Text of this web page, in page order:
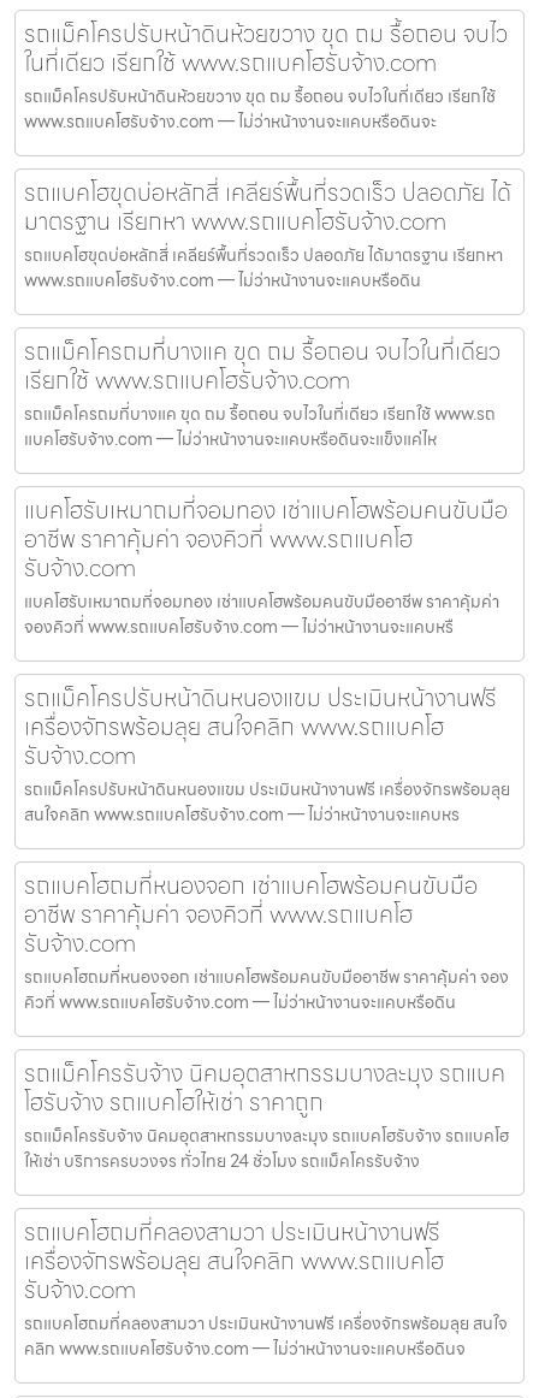
รถแม็คโครปรับหน้าดินห้วยขวาง ขุด ถม รื้อถอน จบไว
ในที่เดียว เรียกใช้ www.รถแบคโฮรับจ้าง.com
รถแม็คโครปรับหน้าดินห้วยขวาง ขุด ถม รื้อถอน จบไวในที่เดียว เรียกใช้
www.รถแบคโฮรับจ้าง.com — ไม่ว่าหน้างานจะแคบหรือดินจะ
รถแบคโฮขุดบ่อหลักสี่ เคลียร์พื้นที่รวดเร็ว ปลอดภัย ได้
มาตรฐาน เรียกหา www.รถแบคโฮรับจ้าง.com
รถแบคโฮขุดบ่อหลักสี่ เคลียร์พื้นที่รวดเร็ว ปลอดภัย ได้มาตรฐาน เรียกหา
www.รถแบคโฮรับจ้าง.com — ไม่ว่าหน้างานจะแคบหรือดิน
รถแม็คโครถมที่บางแค ขุด ถม รื้อถอน จบไวในที่เดียว
เรียกใช้ www.รถแบคโฮรับจ้าง.com
รถแม็คโครถมที่บางแค ขุด ถม รื้อถอน จบไวในที่เดียว เรียกใช้ www.รถ
แบคโฮรับจ้าง.com — ไม่ว่าหน้างานจะแคบหรือดินจะแข็งแค่ไห
แบคโฮรับเหมาถมที่จอมทอง เช่าแบคโฮพร้อมคนขับมือ
อาชีพ ราคาคุ้มค่า จองคิวที่ www.รถแบคโฮ
รับจ้าง.com
แบคโฮรับเหมาถมที่จอมทอง เช่าแบคโฮพร้อมคนขับมืออาชีพ ราคาคุ้มค่า
จองคิวที่ www.รถแบคโฮรับจ้าง.com — ไม่ว่าหน้างานจะแคบหรื
รถแม็คโครปรับหน้าดินหนองแขม ประเมินหน้างานฟรี
เครื่องจักรพร้อมลุย สนใจคลิก www.รถแบคโฮ
รับจ้าง.com
รถแม็คโครปรับหน้าดินหนองแขม ประเมินหน้างานฟรี เครื่องจักรพร้อมลุย
สนใจคลิก www.รถแบคโฮรับจ้าง.com — ไม่ว่าหน้างานจะแคบหร
รถแบคโฮถมที่หนองจอก เช่าแบคโฮพร้อมคนขับมือ
อาชีพ ราคาคุ้มค่า จองคิวที่ www.รถแบคโฮ
รับจ้าง.com
รถแบคโฮถมที่หนองจอก เช่าแบคโฮพร้อมคนขับมืออาชีพ ราคาคุ้มค่า จอง
คิวที่ www.รถแบคโฮรับจ้าง.com — ไม่ว่าหน้างานจะแคบหรือดิน
รถแม็คโครรับจ้าง นิคมอุตสาหกรรมบางละมุง รถแบค
โฮรับจ้าง รถแบคโฮให้เช่า ราคาถูก
รถแม็คโครรับจ้าง นิคมอุตสาหกรรมบางละมุง รถแบคโฮรับจ้าง รถแบคโฮ
ให้เช่า บริการครบวงจร ทั่วไทย 24 ชั่วโมง รถแม็คโครรับจ้าง
รถแบคโฮถมที่คลองสามวา ประเมินหน้างานฟรี
เครื่องจักรพร้อมลุย สนใจคลิก www.รถแบคโฮ
รับจ้าง.com
รถแบคโฮถมที่คลองสามวา ประเมินหน้างานฟรี เครื่องจักรพร้อมลุย สนใจ
คลิก www.รถแบคโฮรับจ้าง.com — ไม่ว่าหน้างานจะแคบหรือดินจ